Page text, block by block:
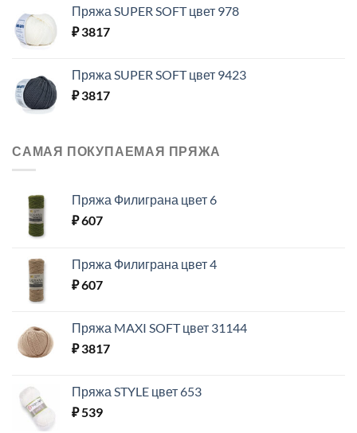
Пряжа SUPER SOFT цвет 978
₽3817
Пряжа SUPER SOFT цвет 9423
₽3817
САМАЯ ПОКУПАЕМАЯ ПРЯЖА
Пряжа Филиграна цвет 6
₽607
Пряжа Филиграна цвет 4
₽607
Пряжа MAXI SOFT цвет 31144
₽3817
Пряжа STYLE цвет 653
₽539